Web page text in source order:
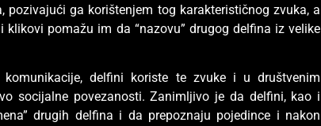
ga korištenjem tog karakterističnog zvuka, a
pomažu im da “nazovu” drugog delfina iz velike
delfini koriste te zvuke i u društvenim
socijalne povezanosti. Zanimljivo je da delfini, kao i
drugih delfina i da prepoznaju pojedince i nakon